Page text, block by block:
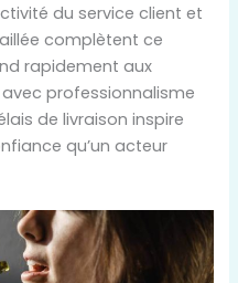
du service client et
complètent ce
rapidement aux
professionnalisme
de livraison inspire
qu’un acteur